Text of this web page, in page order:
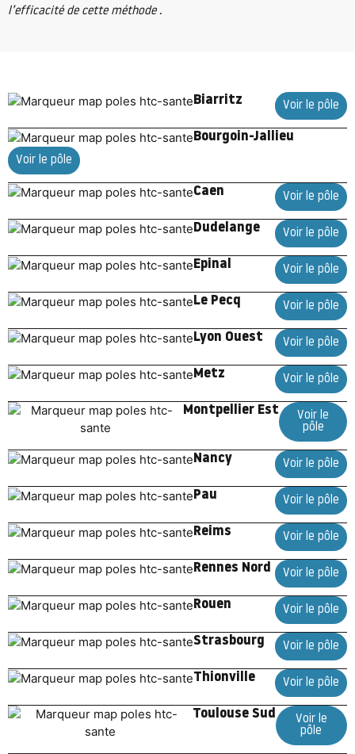
l’efficacité de cette méthode .
Biarritz Voir le pôle
Bourgoin-Jallieu
Voir le pôle
Caen Voir le pôle
Dudelange Voir le pôle
Epinal Voir le pôle
Le Pecq Voir le pôle
Lyon Ouest Voir le pôle
Metz Voir le pôle
Montpellier Est
Voir le
pôle
Nancy Voir le pôle
Pau Voir le pôle
Reims Voir le pôle
Rennes Nord Voir le pôle
Rouen Voir le pôle
Strasbourg Voir le pôle
Thionville Voir le pôle
Toulouse Sud
Voir le
pôle